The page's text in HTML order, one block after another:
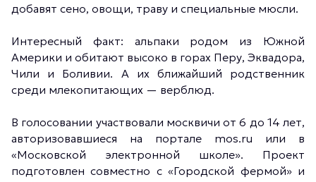
добавят сено, овощи, траву и специальные мюсли.
Интересный факт: альпаки родом из Южной
Америки и обитают высоко в горах Перу, Эквадора,
Чили и Боливии. А их ближайший родственник
среди млекопитающих — верблюд.
В голосовании участвовали москвичи от 6 до 14 лет,
авторизовавшиеся на портале mos.ru или в
«Московской электронной школе». Проект
подготовлен совместно с «Городской фермой» и